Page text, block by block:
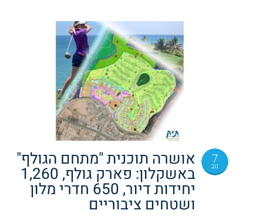
7
נוב אושרה תוכנית "מתחם הגולף"
באשקלון: פארק גולף, 1,260
יחידות דיור, 650 חדרי מלון
ושטחים ציבוריים